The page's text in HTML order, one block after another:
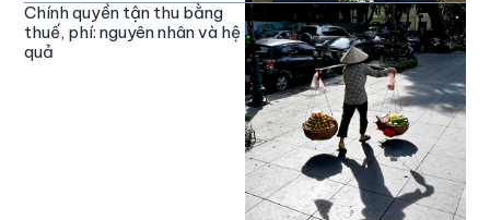
Chính quyền tận thu bằng
thuế, phí: nguyên nhân và hệ
quả